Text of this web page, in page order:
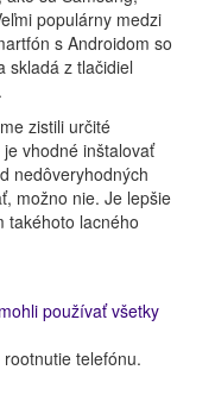
populárny medzi
s Androidom so
skladá z tlačidiel
zistili určité
vhodné inštalovať
nedôveryhodných
možno nie. Je lepšie
takéhoto lacného
používať všetky
telefónu.